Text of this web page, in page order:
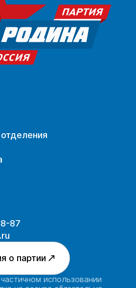
87
о партии
использовании